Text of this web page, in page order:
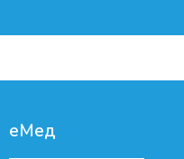
еМед